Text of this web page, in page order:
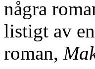
några
listigt av
roman,